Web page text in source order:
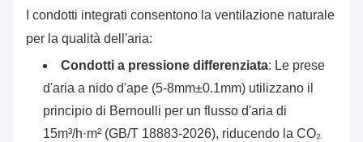
I condotti integrati consentono la ventilazione naturale
per la qualità dell'aria:
Condotti a pressione differenziata‌: Le prese
d'aria a nido d'ape (5-8mm±0.1mm) utilizzano il
principio di Bernoulli per un flusso d'aria di
15m³/h·m² (GB/T 18883-2026), riducendo la CO₂